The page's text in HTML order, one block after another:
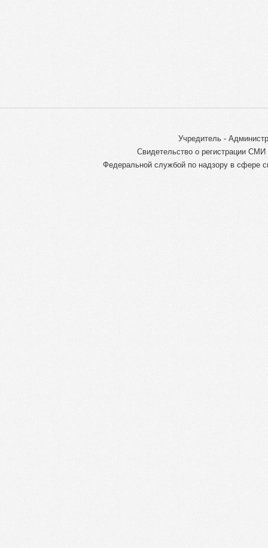
Учредитель -
Свидетельство о регистрации
Федеральной службой по надзору в сфере